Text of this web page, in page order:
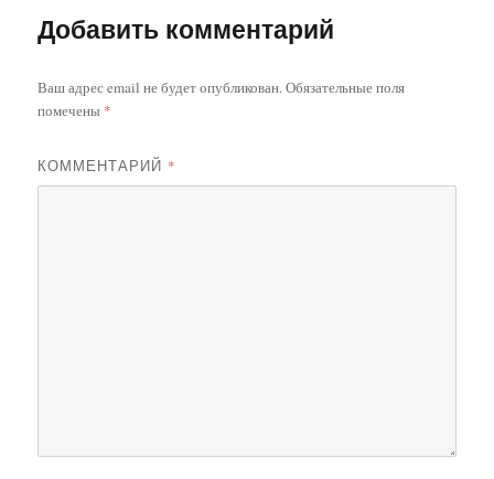
Добавить комментарий
Ваш адрес email не будет опубликован.Обязательные поля
помечены *
КОММЕНТАРИЙ *